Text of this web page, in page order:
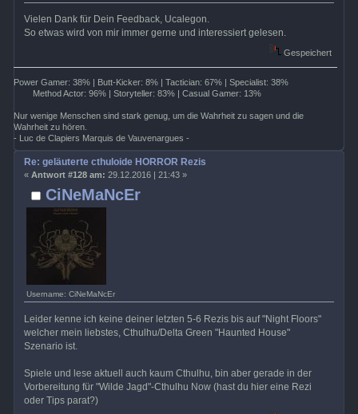
Vielen Dank für Dein Feedback, Ucalegon.
So etwas wird von mir immer gerne und interessiert gelesen.
Gespeichert
Power Gamer: 38% | Butt-Kicker: 8% | Tactician: 67% | Specialist: 38%
Method Actor: 96% | Storyteller: 83% | Casual Gamer: 13%
Nur wenige Menschen sind stark genug, um die Wahrheit zu sagen und die
Wahrheit zu hören.
- Luc de Clapiers Marquis de Vauvenargues -
CiNeMaNcEr
Username: CiNeMaNcEr
Re: geläuterte cthuloide HORROR Rezis
« Antwort #128 am: 29.12.2016 | 21:43 »
Leider kenne ich keine deiner letzten 5-6 Rezis bis auf "Night Floors"
welcher mein liebstes, Cthulhu/Delta Green "Haunted House"
Szenario ist.
Spiele und lese aktuell auch kaum Cthulhu, bin aber gerade in der
Vorbereitung für "Wilde Jagd"-Cthulhu Now (hast du hier eine Rezi
oder Tips parat?)